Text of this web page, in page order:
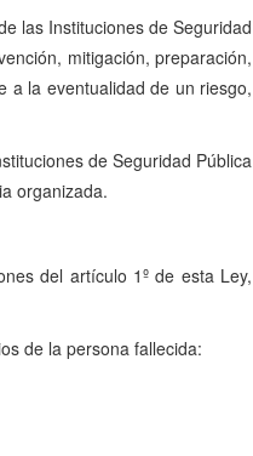
las Instituciones de Seguridad
mitigación, preparación,
a la eventualidad de un riesgo,
de Seguridad Pública
organizada.
del artículo 1º de esta Ley,
de la persona fallecida: